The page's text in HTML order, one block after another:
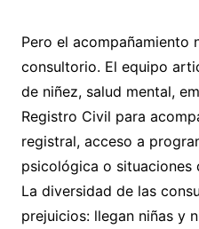
Pero el acompañamiento
consultorio. El equipo
de niñez, salud mental,
Registro Civil para
registral, acceso a
psicológica o situaciones
La diversidad de las
prejuicios: llegan niñas y